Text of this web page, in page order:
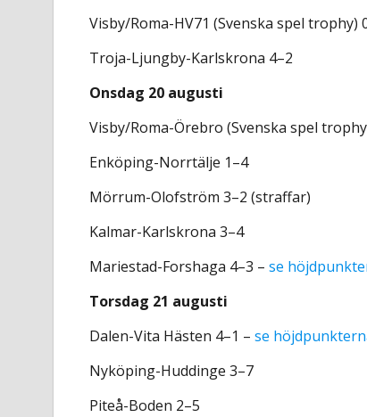
Visby/Roma-HV71 (Svenska spel trophy)
Troja-Ljungby-Karlskrona 4–2
Onsdag 20 augusti
Visby/Roma-Örebro (Svenska spel
Enköping-Norrtälje 1–4
Mörrum-Olofström 3–2 (straffar)
Kalmar-Karlskrona 3–4
Mariestad-Forshaga 4–3 –se
Torsdag 21 augusti
Dalen-Vita Hästen 4–1 –se
Nyköping-Huddinge 3–7
Piteå-Boden 2–5